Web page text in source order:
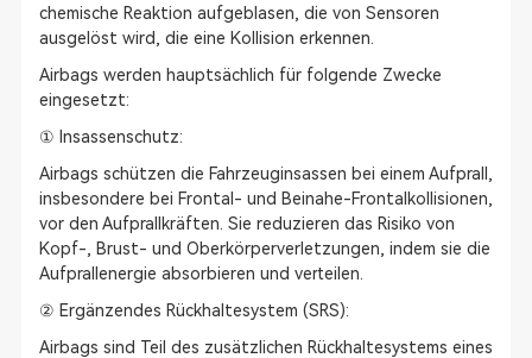
chemische Reaktion aufgeblasen, die von Sensoren
ausgelöst wird, die eine Kollision erkennen.
Airbags werden hauptsächlich für folgende Zwecke
eingesetzt:
① Insassenschutz:
Airbags schützen die Fahrzeuginsassen bei einem Aufprall,
insbesondere bei Frontal- und Beinahe-Frontalkollisionen,
vor den Aufprallkräften. Sie reduzieren das Risiko von
Kopf-, Brust- und Oberkörperverletzungen, indem sie die
Aufprallenergie absorbieren und verteilen.
② Ergänzendes Rückhaltesystem (SRS):
Airbags sind Teil des zusätzlichen Rückhaltesystems eines